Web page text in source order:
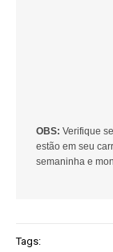
OBS: Verifique
estão em seu
semaninha e
Tags: